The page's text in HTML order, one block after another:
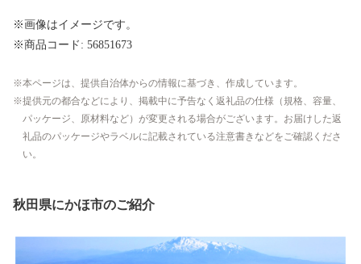
※画像はイメージです。
※商品コード: 56851673
本ページは、提供自治体からの情報に基づき、作成しています。
提供元の都合などにより、掲載中に予告なく返礼品の仕様（規格、容量、
パッケージ、原材料など）が変更される場合がございます。お届けした返
礼品のパッケージやラベルに記載されている注意書きなどをご確認くださ
い。
秋田県にかほ市のご紹介